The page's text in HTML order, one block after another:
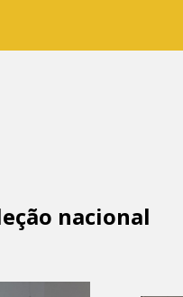
nacional